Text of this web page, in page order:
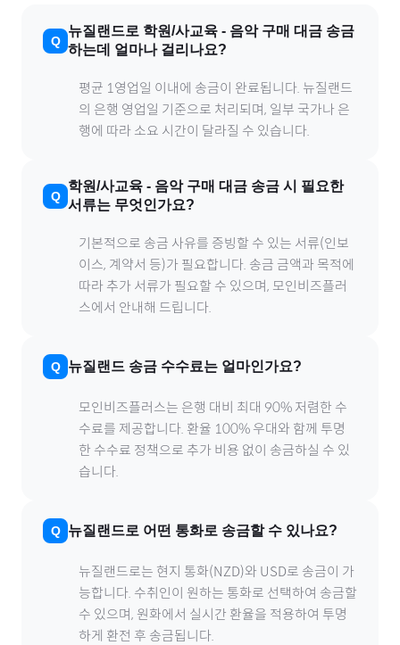
뉴질랜드로 학원/사교육 - 음악구매 대금 송금
하는데 얼마나 걸리나요?
평균 1영업일 이내에 송금이 완료됩니다. 뉴질랜드
의 은행 영업일 기준으로 처리되며, 일부 국가나 은
행에 따라 소요 시간이 달라질 수 있습니다.
학원/사교육 - 음악구매 대금 송금 시 필요한
서류는 무엇인가요?
기본적으로 송금 사유를 증빙할 수 있는 서류(인보
이스, 계약서 등)가 필요합니다. 송금 금액과 목적에
따라 추가 서류가 필요할 수 있으며, 모인비즈플러
스에서 안내해 드립니다.
뉴질랜드 송금 수수료는 얼마인가요?
모인비즈플러스는 은행 대비 최대 90% 저렴한 수
수료를 제공합니다. 환율 100% 우대와 함께 투명
한 수수료 정책으로 추가 비용 없이 송금하실 수 있
습니다.
뉴질랜드로 어떤 통화로 송금할 수 있나요?
뉴질랜드로는 현지 통화(NZD)와 USD로 송금이 가
능합니다. 수취인이 원하는 통화로 선택하여 송금할
수 있으며, 원화에서 실시간 환율을 적용하여 투명
하게 환전 후 송금됩니다.